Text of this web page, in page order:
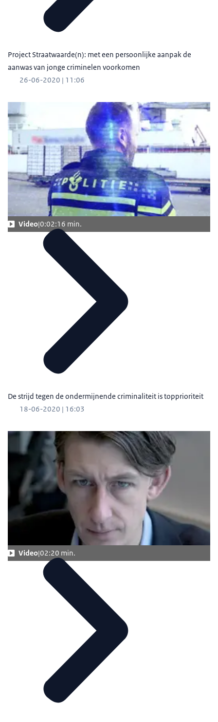
Project Straatwaarde(n): met een persoonlijke aanpak de
aanwas van jonge criminelen voorkomen
26-06-2020 | 11:06
Video 0:02:16 min.
De strijd tegen de ondermijnende criminaliteit is topprioriteit
18-06-2020 | 16:03
Video 02:20 min.